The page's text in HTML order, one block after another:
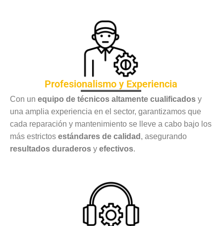
Profesionalismo y Experiencia
Con un equipo de técnicos altamente cualificados y
una amplia experiencia en el sector, garantizamos que
cada reparación y mantenimiento se lleve a cabo bajo los
más estrictos estándares de calidad , asegurando
resultados duraderos y efectivos.